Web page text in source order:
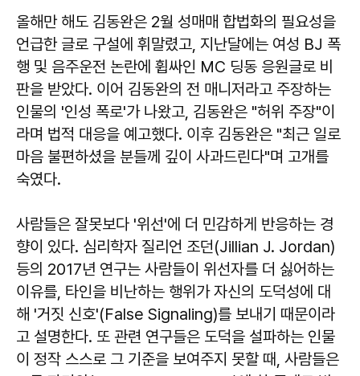
올해만 해도 김동완은 2월 성매매 합법화의 필요성을
언급한 글로 구설에 휘말렸고, 지난달에는 여성 BJ 폭
행 및 음주운전 논란에 휩싸인 MC 딩동 응원글로 비
판을 받았다. 이어 김동완의 전 매니저라고 주장하는
인물의 '인성 폭로'가 나왔고, 김동완은 "허위 주장"이
라며 법적 대응을 예고했다. 이후 김동완은 "최근 일로
마음 불편하셨을 분들께 깊이 사과드린다"며 고개를
숙였다.
사람들은 잘못보다 '위선'에 더 민감하게 반응하는 경
향이 있다. 심리학자 질리언 조던(Jillian J. Jordan)
등의 2017년 연구는 사람들이 위선자를 더 싫어하는
이유를, 타인을 비난하는 행위가 자신의 도덕성에 대
해 '거짓 신호'(False Signaling)를 보내기 때문이라
고 설명한다. 또 관련 연구들은 도덕을 설파하는 인물
이 정작 스스로 그 기준을 보여주지 못할 때, 사람들은